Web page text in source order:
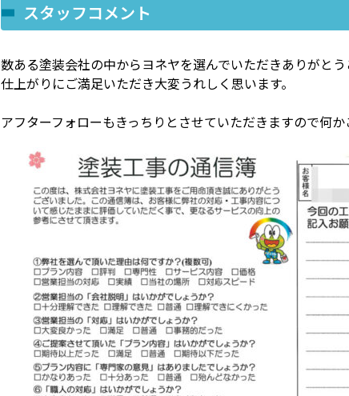
スタッフコメント
数ある塗装会社の中からヨネヤを選んでいただきありがとう
仕上がりにご満足いただき大変うれしく思います。
アフターフォローもきっちりとさせていただきますので何